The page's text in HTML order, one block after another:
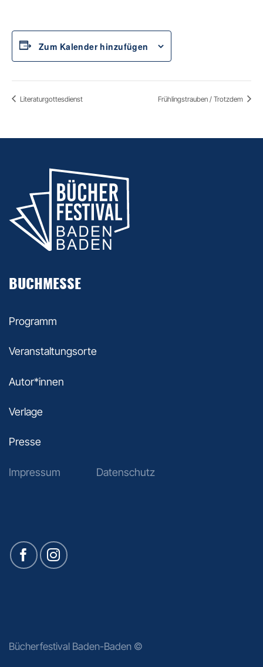
Zum Kalender hinzufügen
Literaturgottesdienst Frühlingstrauben / Trotzdem
Bücherfestival Baden-Baden ©
BUCHMESSE
Programm
Veranstaltungsorte
Autor*innen
Verlage
Presse
Impressum Datenschutz